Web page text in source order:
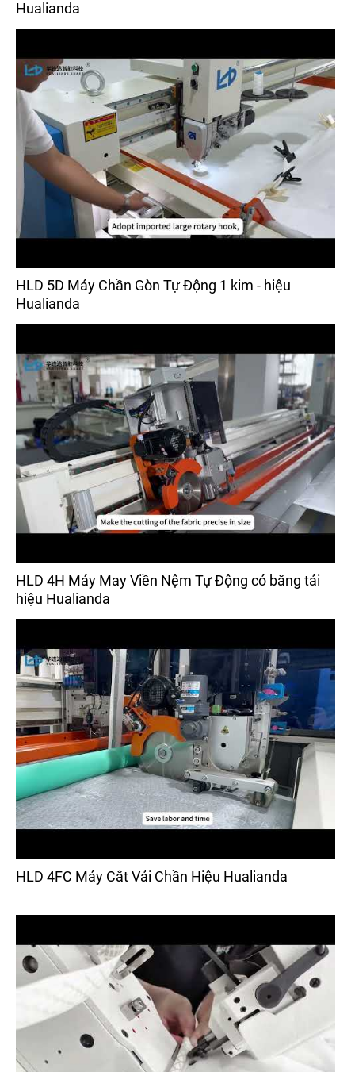
Hualianda
HLD 5D Máy Chần Gòn Tự Động 1 kim - hiệu
Hualianda
HLD 4H Máy May Viền Nệm Tự Động có băng tải
hiệu Hualianda
HLD 4FC Máy Cắt Vải Chần Hiệu Hualianda